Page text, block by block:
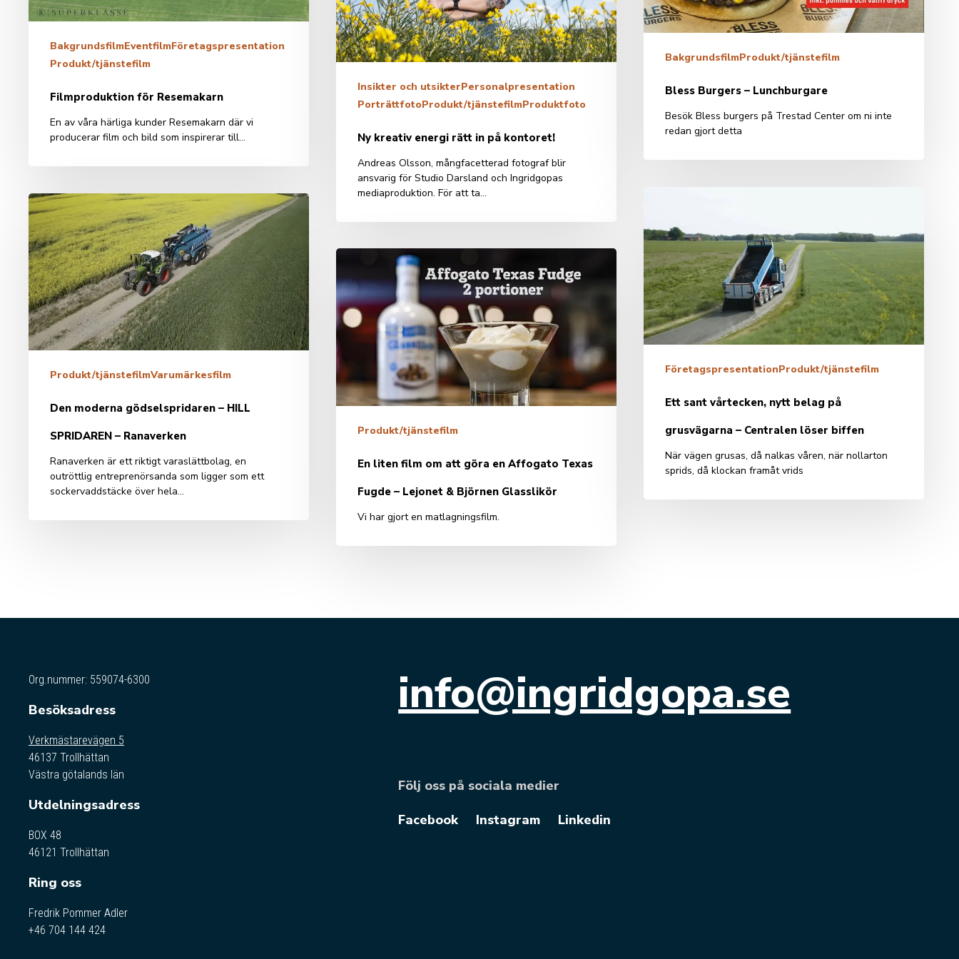
BakgrundsfilmEventfilmFöretagspresentation
Produkt/tjänstefilm
Filmproduktion för Resemakarn
En av våra härliga kunder Resemakarn där vi
producerar film och bild som inspirerar till…
Insikter och utsikterPersonalpresentation
PorträttfotoProdukt/tjänstefilmProduktfoto
Ny kreativ energi rätt in på kontoret!
Andreas Olsson, mångfacetterad fotograf blir
ansvarig för Studio Darsland och Ingridgopas
mediaproduktion. För att ta…
BakgrundsfilmProdukt/tjänstefilm
Bless Burgers – Lunchburgare
Besök Bless burgers på Trestad Center om ni inte
redan gjort detta
vårtecken,
nytt
belag
på
grusvägarna
–
Centralen
biffenFöretagspresentationProdukt/tjänstefilm
Ett sant vårtecken, nytt belag på
grusvägarna – Centralen löser biffen
När vägen grusas, då nalkas våren, när nollarton
sprids, då klockan framåt vrids
Den
moderna
gödselspridaren
–
HILL
SPRIDAREN
–
Ranaverken
Produkt/tjänstefilmVarumärkesfilm
Den moderna gödselspridaren – HILL
SPRIDAREN – Ranaverken
Ranaverken är ett riktigt varaslättbolag, en
outröttlig entreprenörsanda som ligger som ett
sockervaddstäcke över hela…
En
liten
film
om
att
göra
en
Affogato
Texas
Björnen
Produkt/tjänstefilm
En liten film om att göra en Affogato Texas
Fugde – Lejonet & Björnen Glasslikör
Vi har gjort en matlagningsfilm.
Org.nummer: 559074-6300
Besöksadress
Verkmästarevägen 5
46137 Trollhättan
Västra götalands län
Utdelningsadress
BOX 48
46121 Trollhättan
Ring oss
Fredrik Pommer Adler
+46 704 144 424
info@ingridgopa.se
Följ oss på sociala medier
Facebook
Instagram Linkedin